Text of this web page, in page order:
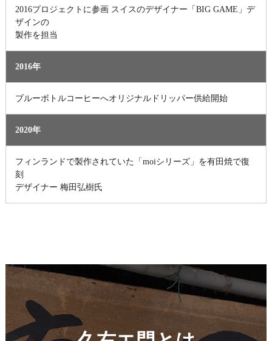
2016プロジェクトに参画 スイスのデザイナー「BIG GAME」デ
ザインの
製作を担当
2016年
ブルーボトルコーヒーへオリジナルドリッパー供給開始
2020年
フィンランドで製作されていた「moiシリーズ」を有田焼で復
刻
デザイナー 梅田弘樹氏